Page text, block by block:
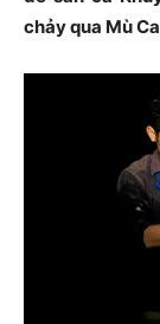
chảy qua Mù